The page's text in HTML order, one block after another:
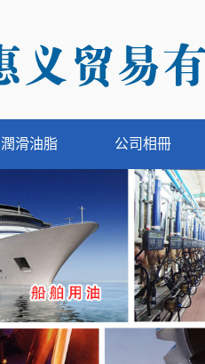
潤滑油脂 公司相冊